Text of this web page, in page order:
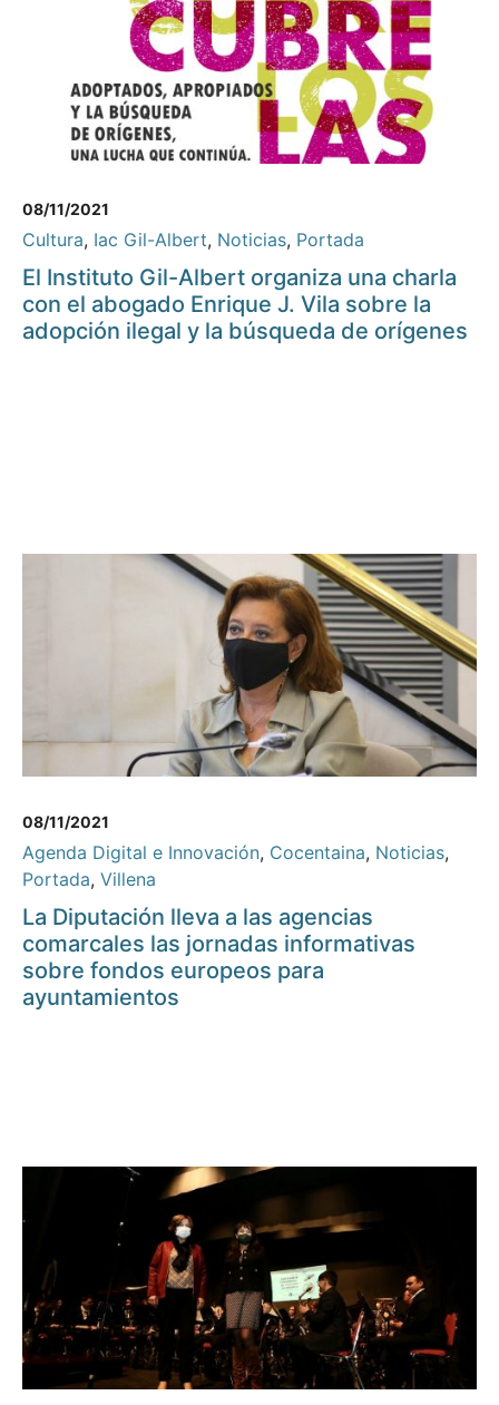
08/11/2021
Cultura, Iac Gil-Albert, Noticias, Portada
El Instituto Gil-Albert organiza una charla
con el abogado Enrique J. Vila sobre la
adopción ilegal y la búsqueda de orígenes
08/11/2021
Agenda Digital e Innovación, Cocentaina, Noticias,
Portada, Villena
La Diputación lleva a las agencias
comarcales las jornadas informativas
sobre fondos europeos para
ayuntamientos